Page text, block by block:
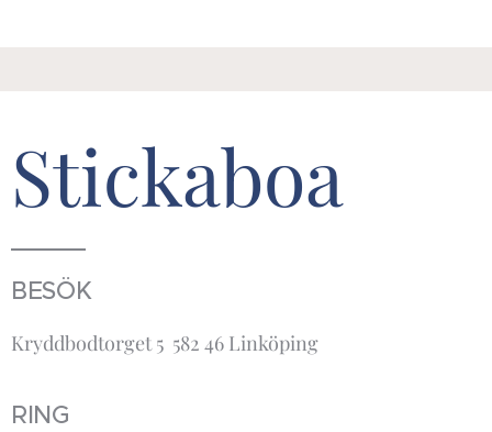
Stickaboa
BESÖK
Kryddbodtorget 5 582 46 Linköping
RING